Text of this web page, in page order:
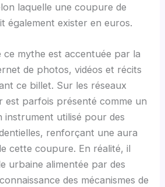
laquelle une coupure de
également exister en euros.
ce mythe est accentuée par la
de photos, vidéos et récits
ce billet. Sur les réseaux
est parfois présenté comme un
instrument utilisé pour des
renforçant une aura
cette coupure. En réalité, il
urbaine alimentée par des
des mécanismes de